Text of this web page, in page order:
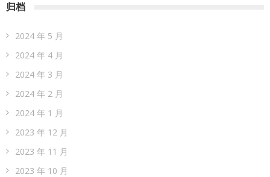
归档
2024 年 5 月
2024 年 4 月
2024 年 3 月
2024 年 2 月
2024 年 1 月
2023 年 12 月
2023 年 11 月
2023 年 10 月